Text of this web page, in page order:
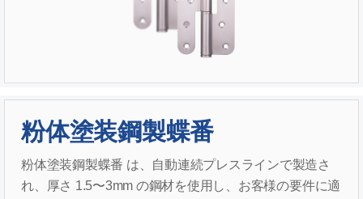
粉体塗装鋼製蝶番
粉体塗装鋼製蝶番 は、自動連続プレスラインで製造さ
れ、厚さ 1.5〜3mm の鋼材を使用し、お客様の要件に適